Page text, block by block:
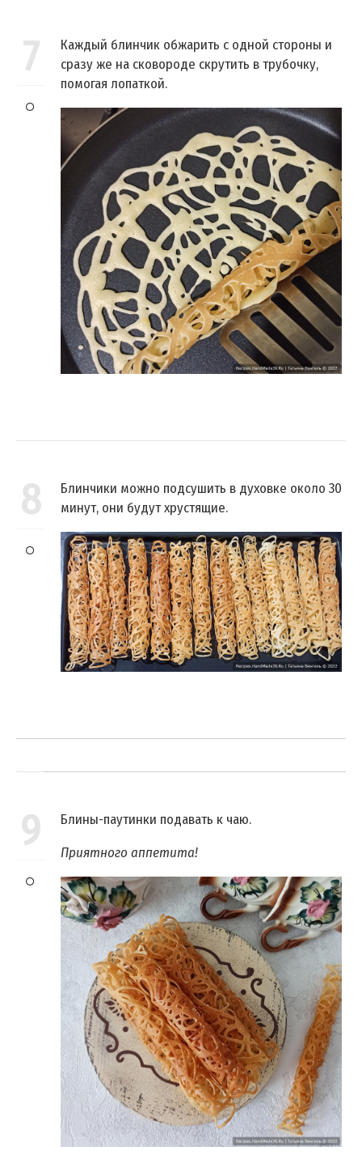
7
Каждый блинчик обжарить с одной стороны и
сразу же на сковороде скрутить в трубочку,
помогая лопаткой.
8
Блинчики можно подсушить в духовке около 30
минут, они будут хрустящие.
9
Блины-паутинки подавать к чаю.
Приятного аппетита!